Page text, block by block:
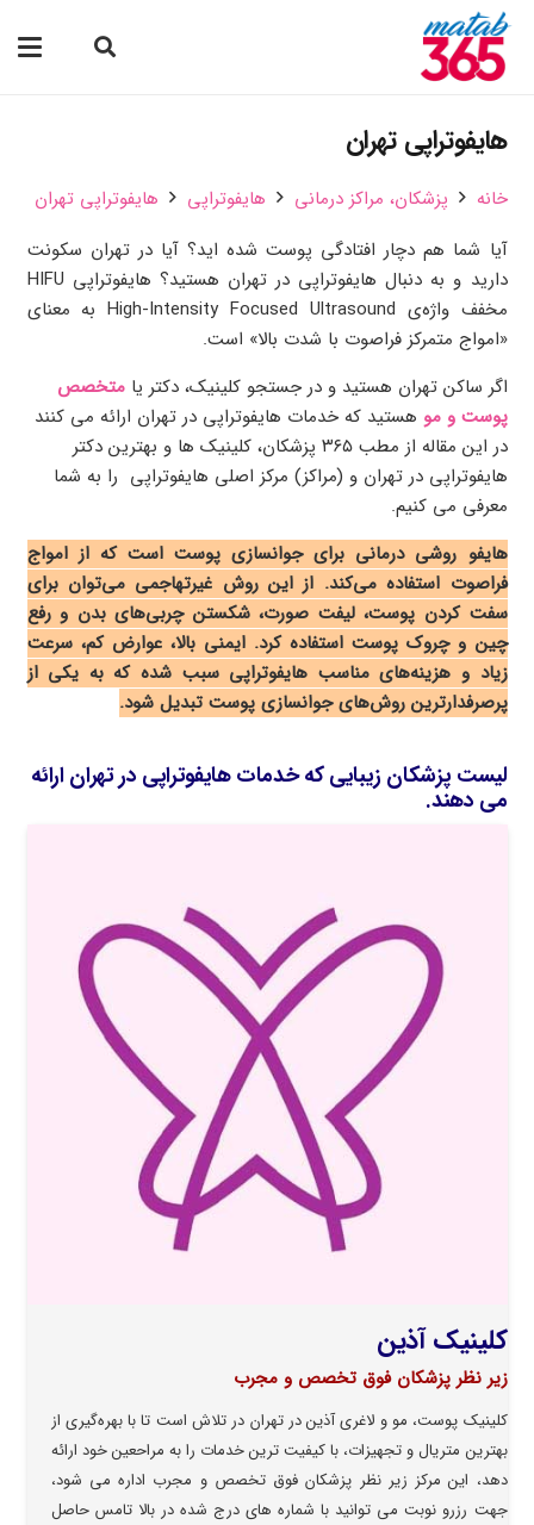
هایفوتراپی تهران
خانه پزشکان،‌ مراکز درمانی هایفوتراپی
هایفوتراپی تهران
آیا شما هم دچار افتادگی پوست شده اید؟ آیا در تهران سکونت
دارید و به دنبال هایفوتراپی در تهران هستید؟ هایفوتراپی HIFU
مخفف واژه‌ی High-Intensity Focused Ultrasound به معنای
«امواج متمرکز فراصوت با شدت بالا» است.
اگر ساکن تهران هستید و در جستجو کلینیک، دکتر یامتخصص
پوست و مو هستید که خدمات هایفوتراپی در تهران ارائه می کنند
در این مقاله از مطب ۳۶۵ پزشکان، کلینیک ها و بهترین دکتر
هایفوتراپی در تهران و (مراکز) مرکز اصلی هایفوتراپی را به شما
معرفی می کنیم.
هایفو روشی درمانی برای جوانسازی پوست است که از امواج
فراصوت استفاده می‌کند. از این روش غیرتهاجمی می‌توان برای
سفت کردن پوست، لیفت صورت، شکستن چربی‌های بدن و رفع
چین و چروک پوست استفاده کرد. ایمنی بالا، عوارض کم، سرعت
زیاد و هزینه‌های مناسب هایفوتراپی سبب شده که به یکی از
پرصرفدارترین روش‌های جوانسازی پوست تبدیل شود.
لیست پزشکان زیبایی که خدمات هایفوتراپی در تهران ارائه
می دهند.
کلینیک آذین
زیر نظر پزشکان فوق تخصص و مجرب
کلینیک پوست، مو و لاغری آذین در تهران در تلاش است تا با بهره‌گیری از
بهترین متریال و تجهیزات، با کیفیت ترین خدمات را به مراحعین خود ارائه
دهد، این مرکز زیر نظر پزشکان فوق تخصص و مجرب اداره می شود،
جهت رزرو نوبت می توانید با شماره های درج شده در بالا تامس حاصل